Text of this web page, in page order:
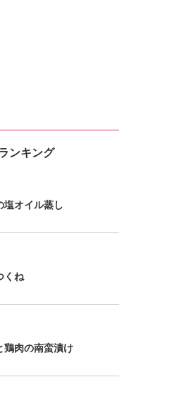
ンキング
塩オイル蒸し
くね
鶏肉の南蛮漬け